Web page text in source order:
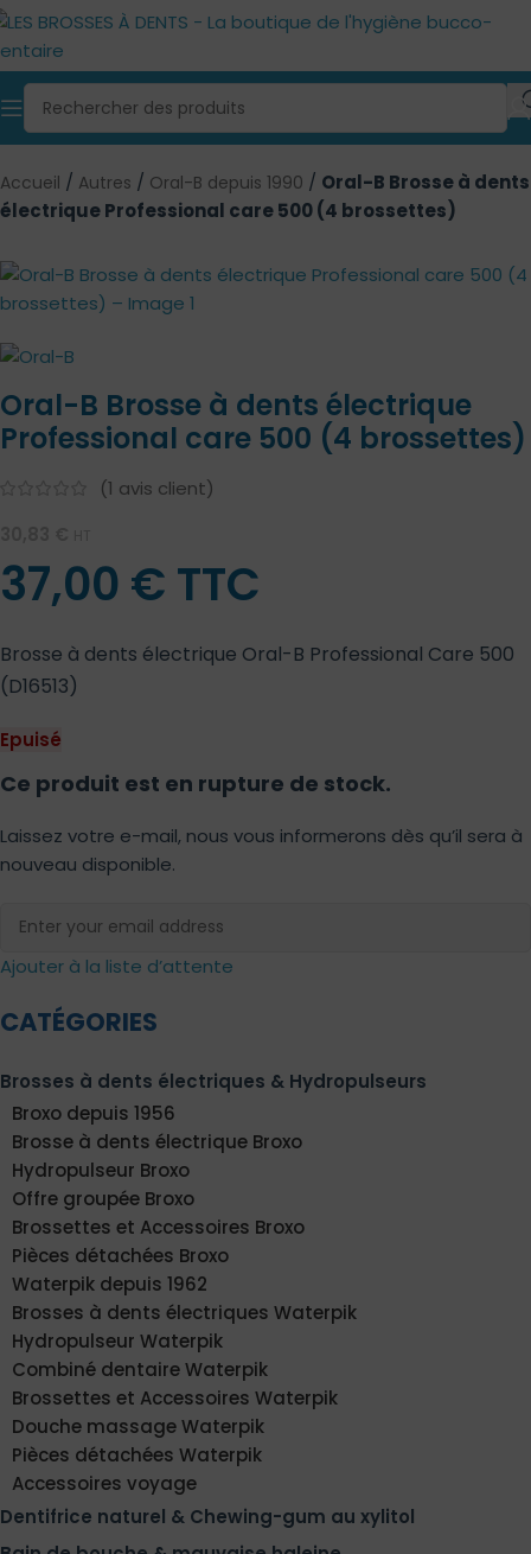
Accueil / Autres / Oral-B depuis 1990 / Oral-B Brosse à dents
électrique Professional care 500 (4 brossettes)
CATÉGORIES
Brosses à dents électriques & Hydropulseurs
Broxo depuis 1956
Brosse à dents électrique Broxo
Hydropulseur Broxo
Offre groupée Broxo
Brossettes et Accessoires Broxo
Pièces détachées Broxo
Waterpik depuis 1962
Brosses à dents électriques Waterpik
Hydropulseur Waterpik
Combiné dentaire Waterpik
Brossettes et Accessoires Waterpik
Douche massage Waterpik
Pièces détachées Waterpik
Accessoires voyage
Dentifrice naturel & Chewing-gum au xylitol
Oral-B Brosse à dents électrique
Professional care 500 (4 brossettes)
(1 avis client)
37,00 € TTC
Brosse à dents électrique Oral-B Professional Care 500
(D16513)
Epuisé
Ce produit est en rupture de stock.
Laissez votre e-mail, nous vous informerons dès qu’il sera à
nouveau disponible.
Ajouter à la liste d’attente